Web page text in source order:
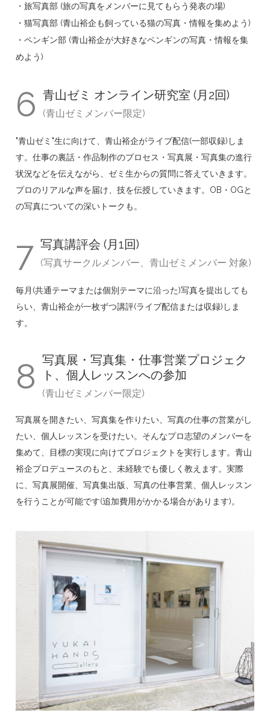
・旅写真部 (旅の写真をメンバーに見てもらう発表の場)
・猫写真部 (青山裕企も飼っている猫の写真・情報を集めよう)
・ペンギン部 (青山裕企が大好きなペンギンの写真・情報を集
めよう)
6 青山ゼミ オンライン研究室 (月2回)
(青山ゼミメンバー限定)
"青山ゼミ"生に向けて、青山裕企がライブ配信(一部収録)しま
す。仕事の裏話・作品制作のプロセス・写真展・写真集の進行
状況などを伝えながら、ゼミ生からの質問に答えていきます。
プロのリアルな声を届け、技を伝授していきます。OB・OGと
の写真についての深いトークも。
7 写真講評会 (月1回)
(写真サークルメンバー、青山ゼミメンバー 対象)
毎月(共通テーマまたは個別テーマに沿った)写真を提出しても
らい、青山裕企が一枚ずつ講評(ライブ配信または収録)しま
す。
8 写真展・写真集・仕事営業プロジェク
ト、個人レッスンへの参加
(青山ゼミメンバー限定)
写真展を開きたい、写真集を作りたい、写真の仕事の営業がし
たい、個人レッスンを受けたい。そんなプロ志望のメンバーを
集めて、目標の実現に向けてプロジェクトを実行します。青山
裕企プロデュースのもと、未経験でも優しく教えます。実際
に、写真展開催、写真集出版、写真の仕事営業、個人レッスン
を行うことが可能です(追加費用がかかる場合があります)。